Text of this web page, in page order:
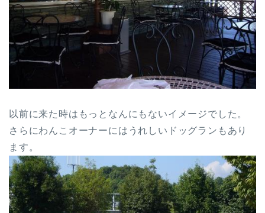
以前に来た時はもっとなんにもないイメージでした。
さらにわんこオーナーにはうれしいドッグランもあり
ます。